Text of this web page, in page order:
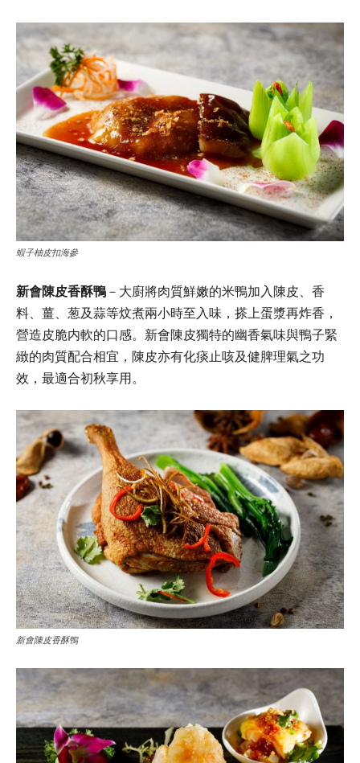
蝦子柚皮扣海參
新會陳皮香酥鴨 －大廚將肉質鮮嫩的米鴨加入陳皮、香
料、薑、葱及蒜等炆煮兩小時至入味，搽上蛋漿再炸香，
營造皮脆内軟的口感。新會陳皮獨特的幽香氣味與鴨子緊
緻的肉質配合相宜，陳皮亦有化痰止咳及健脾理氣之功
效，最適合初秋享用。
新會陳皮香酥鴨